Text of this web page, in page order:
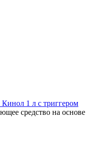
Кинол 1 л с триггером
средство на основе